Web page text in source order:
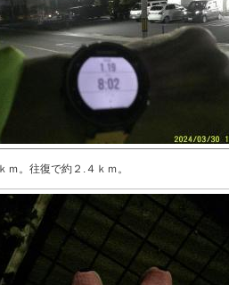
。往復で約２.４ｋｍ。